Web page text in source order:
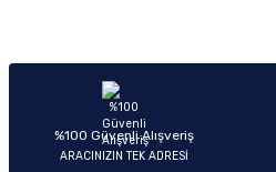
%100 Güvenli Alışveriş
ARACINIZIN TEK ADRESİ